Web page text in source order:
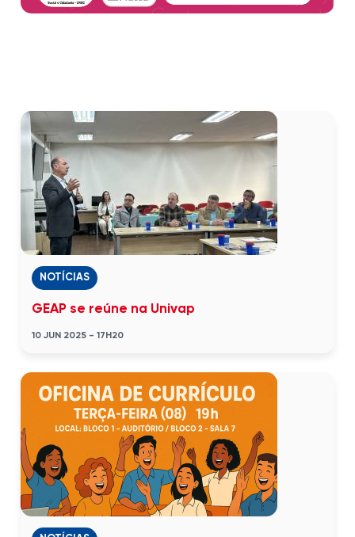
NOTÍCIAS
GEAP se reúne na Univap
10 JUN 2025 - 17H20